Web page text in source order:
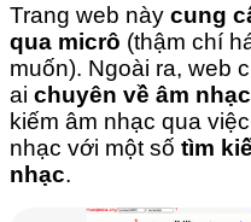
Trang web này cung
qua micrô (thậm chí
muốn). Ngoài ra, web
ai chuyên về âm nhạc
kiếm âm nhạc qua
nhạc với một số tìm
nhạc.